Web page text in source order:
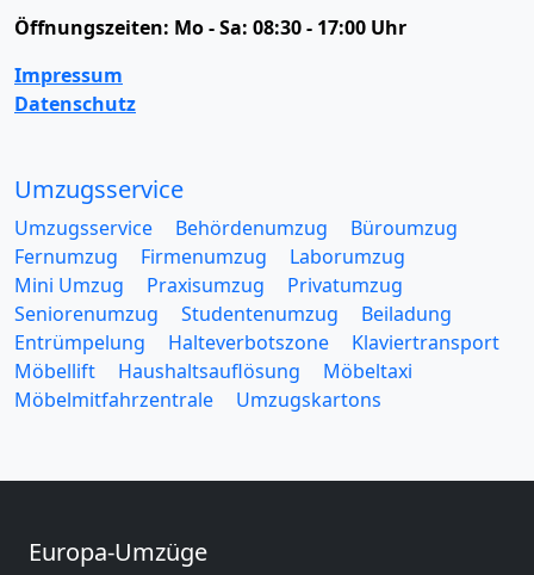
Öffnungszeiten: Mo - Sa: 08:30 - 17:00 Uhr
Impressum
Datenschutz
Umzugsservice
Umzugsservice Behördenumzug
Büroumzug
Fernumzug
Firmenumzug
Laborumzug
Mini Umzug
Praxisumzug
Privatumzug
Seniorenumzug
Studentenumzug
Beiladung
Entrümpelung
Halteverbotszone
Klaviertransport
Möbellift
Haushaltsauflösung
Möbeltaxi
Möbelmitfahrzentrale
Umzugskartons
Europa-Umzüge